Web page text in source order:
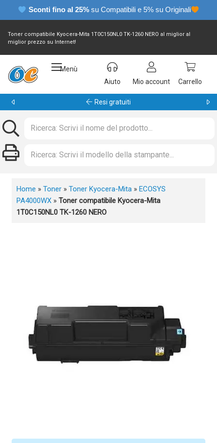
Sconti fino al 25% su Compatibili e 5% su Originali
Toner compatibile Kyocera-Mita 1T0C150NL0 TK-1260 NERO al miglior al
miglior prezzo su Internet!
Menù
Aiuto
Mio account Carrello
Garanzia 24 mesi
Home » Toner » Toner Kyocera-Mita » ECOSYS
PA4000WX » Toner compatibile Kyocera-Mita
1T0C150NL0 TK-1260 NERO